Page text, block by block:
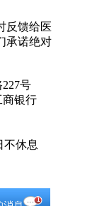
反馈给医
承诺绝对
号
商银行
不休息